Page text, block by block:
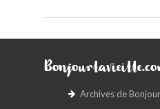
Archives de